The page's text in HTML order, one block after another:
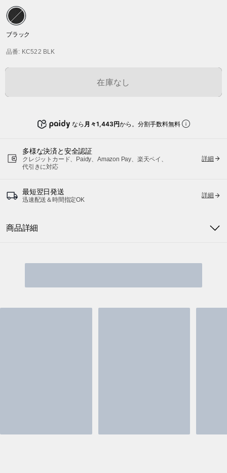
ブラック
品番: KC522 BLK
在庫なし
なら 月々1,443円から。分割手数料無料
多様な決済と安全認証
クレジットカード、Paidy、Amazon Pay、楽天ペイ、
代引きに対応
詳細
最短翌日発送
迅速配送＆時間指定OK
詳細
商品詳細